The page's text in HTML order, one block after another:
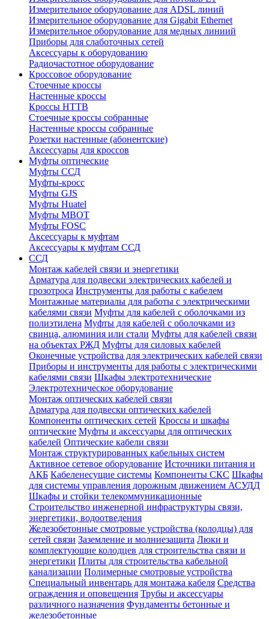
Измерительное оборудование для ADSL линий
Измерительное оборудование для Gigabit Ethernet
Измерительное оборудование для медных линиий
Приборы для слаботочных сетей
Аксессуары к оборудованию
Радиочастотное оборудование
Кроссовое оборудование
Стоечные кроссы
Настенные кроссы
Кроссы HTTB
Стоечные кроссы собранные
Настенные кроссы собранные
Розетки настенные (абонентские)
Аксессуары для кроссов
Муфты оптические
Муфты ССД
Муфты-кросс
Муфты GJS
Муфты Huatel
Муфты МВОТ
Муфты FOSC
Аксессуары к муфтам
Аксессуары к муфтам ССД
ССД
Монтаж кабелей связи и энергетики
Арматура для подвески электрических кабелей и
грозотроса Инструменты для работы с кабелем
Монтажные материалы для работы с электрическими
кабелями связи Муфты для кабелей с оболочками из
полиэтилена Муфты для кабелей с оболочками из
свинца, алюминия или стали Муфты для кабелей связи
на объектах РЖД Муфты для силовых кабелей
Оконечные устройства для электрических кабелей связи
Приборы и инструменты для работы с электрическими
кабелями связи Шкафы электротехнические
Электротехническое оборудование
Монтаж оптических кабелей связи
Арматура для подвески оптических кабелей
Компоненты оптических сетей Кроссы и шкафы
оптические Муфты и аксессуары для оптических
кабелей Оптические кабели связи
Монтаж структурированных кабельных систем
Активное сетевое оборудование Источники питания и
АКБ Кабеленесущие системы Компоненты СКС Шкафы
для системы управления дорожным движением АСУДД
Шкафы и стойки телекоммуникационные
Строительство инженерной инфраструктуры связи,
энергетики, водоотведения
Железобетонные смотровые устройства (колодцы) для
сетей связи Заземление и молниезащита Люки и
комплектующие колодцев для строительства связи и
энергетики Плиты для строительства кабельной
канализации Полимерные смотровые устройства
Специальный инвентарь для монтажа кабеля Средства
ограждения и оповещения Трубы и аксессуары
различного назначения Фундаменты бетонные и
железобетонные